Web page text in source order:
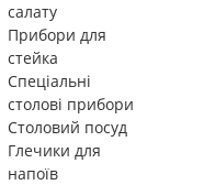
салату
Прибори для
стейка
Спеціальні
столові прибори
Столовий посуд
Глечики для
напоїв